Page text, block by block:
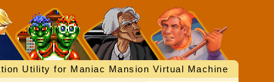
Utility for Maniac Mansion Virtual Machine